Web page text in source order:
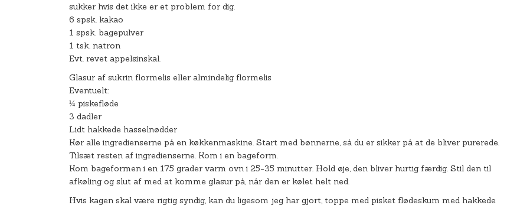
sukker hvis det ikke er et problem for dig.
6 spsk. kakao
1 spsk. bagepulver
1 tsk. natron
Evt. revet appelsinskal.
Glasur af sukrin flormelis eller almindelig flormelis
Eventuelt:
¼ piskefløde
3 dadler
Lidt hakkede hasselnødder
Kør alle ingredienserne på en køkkenmaskine. Start med bønnerne, så du er sikker på at de bliver purerede.
Tilsæt resten af ingredienserne. Kom i en bageform.
Kom bageformen i en 175 grader varm ovn i 25-35 minutter. Hold øje, den bliver hurtig færdig. Stil den til
afkøling og slut af med at komme glasur på, når den er kølet helt ned.
Hvis kagen skal være rigtig syndig, kan du ligesom jeg har gjort, toppe med pisket flødeskum med hakkede